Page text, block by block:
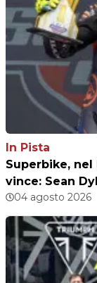
In Pista
Superbike,
vince: Sean
04 agosto 2026